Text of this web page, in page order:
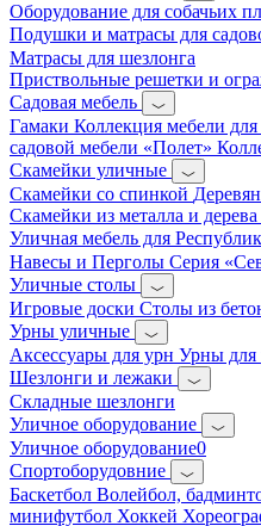
Оборудование для собачьих
Подушки и матрасы для
Матрасы для шезлонга
Приствольные решетки и
Садовая мебель
Гамаки Коллекция мебели
садовой мебели «Полет»
Скамейки уличные
Скамейки со спинкой
Скамейки из металла и дерева
Уличная мебель для
Навесы и Перголы Серия
Уличные столы
Игровые доски Столы из
Урны уличные
Аксессуары для урн Урны для
Шезлонги и лежаки
Складные шезлонги
Уличное оборудование
Уличное оборудование0
Спортоборудовние
Баскетбол Волейбол,
минифутбол Хоккей